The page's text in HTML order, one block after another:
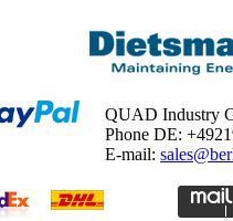
QUAD Industry
Phone DE:
E-mail: